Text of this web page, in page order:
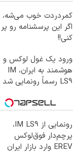
کمردردت خوب می‌شه،
اگر این پرسشنامه رو پر
کنی!!
ورود یک غول لوکس و
هوشمند به ایران، IM
LS9 رسماً رونمایی شد
رونمایی از IM LS9،
پرچم‌دار فوق‌لوکس
EREV وارد بازار ایران